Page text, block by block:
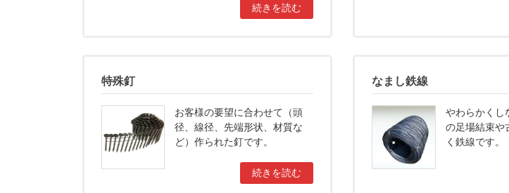
続きを読む
特殊釘
お客様の要望に合わせて（頭
径、線径、先端形状、材質な
ど）作られた釘です。
続きを読む
なまし鉄線
やわらかくし
の足場結束や
く鉄線です。